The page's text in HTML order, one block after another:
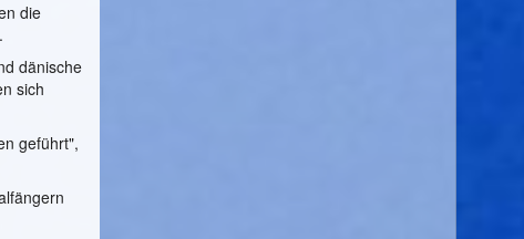
die
dänische
sich
geführt",